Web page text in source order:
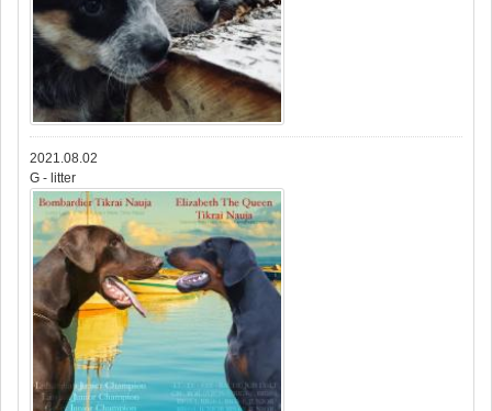
2021.08.02
G - litter